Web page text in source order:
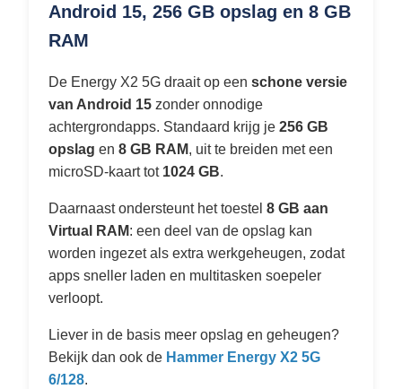
Android 15, 256 GB opslag en 8 GB
RAM
De Energy X2 5G draait op een schone versie
van Android 15 zonder onnodige
achtergrondapps. Standaard krijg je 256 GB
opslag en 8 GB RAM, uit te breiden met een
microSD-kaart tot 1024 GB.
Daarnaast ondersteunt het toestel 8 GB aan
Virtual RAM: een deel van de opslag kan
worden ingezet als extra werkgeheugen, zodat
apps sneller laden en multitasken soepeler
verloopt.
Liever in de basis meer opslag en geheugen?
Bekijk dan ook de Hammer Energy X2 5G
6/128.